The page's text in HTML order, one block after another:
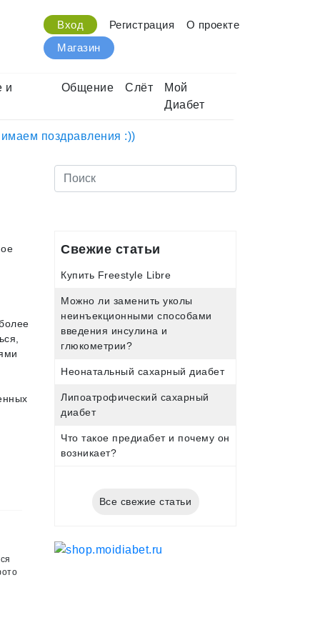
Вход Регистрация
О проекте
Магазин
и Общение Слёт
Мой
Диабет
поздравления :))
Свежие статьи
Купить Freestyle Libre
Можно ли заменить уколы
неинъекционными способами
введения инсулина и
глюкометрии?
Неонатальный сахарный диабет
Липоатрофический сахарный
диабет
Что такое предиабет и почему он
возникает?
Все свежие статьи